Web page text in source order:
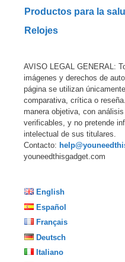
Productos para la
Relojes
AVISO LEGAL GENERAL:
imágenes y derechos de
página se utilizan
comparativa, crítica o
manera objetiva, con
verificables, y no pretende
intelectual de sus titulares.
Contacto:
youneedthisgadget.com
English
Español
Français
Deutsch
Italiano